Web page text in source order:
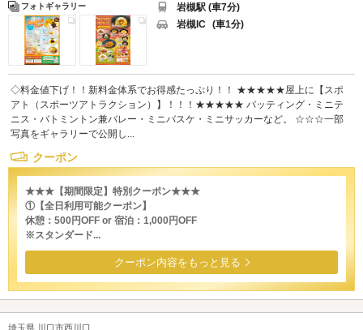
フォトギャラリー
岩槻駅 (車7分)
岩槻IC (車1分)
◇料金値下げ！！新料金体系でお得感たっぷり！！ ★★★★★屋上に【スポ
アト（スポーツアトラクション）】！！！★★★★★ バッティング・ミニテ
ニス・バトミントン兼バレー・ミニバスケ・ミニサッカーなど。 ☆☆☆一部
写真をギャラリーで公開し...
クーポン
★★★【期間限定】特別クーポン★★★
①【全日利用可能クーポン】
休憩：500円OFF or 宿泊：1,000円OFF
※スタンダード...
クーポン内容をもっと見る
埼玉県 川口市西川口